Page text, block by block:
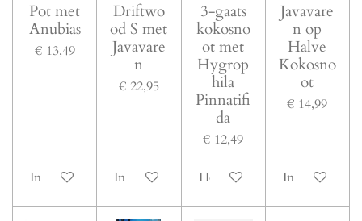
Pot met
Anubias
€ 13,49
In winkelwagen
Driftwo
od S met
Javavare
n
€ 22,95
In winkelwagen
3-gaats
kokosno
ot met
Hygrop
hila
Pinnatifi
da
€ 12,49
Houd mij op de hoogte
Javavare
n op
Halve
Kokosno
ot
€ 14,99
In